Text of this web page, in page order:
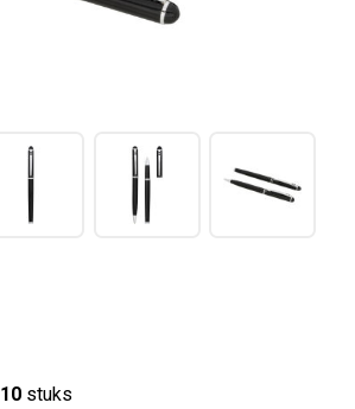
10stuks